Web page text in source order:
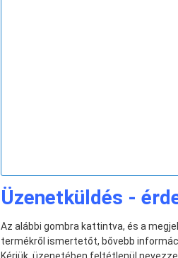
Üzenetküldés -
Az alábbi gombra kattintva, és a
termékről ismertetőt, bővebb